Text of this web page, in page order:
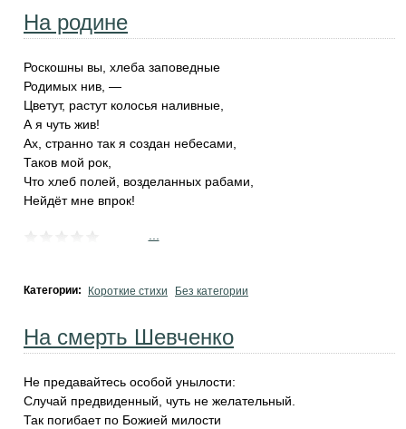
На родине
Роскошны вы, хлеба заповедные
Родимых нив, —
Цветут, растут колосья наливные,
А я чуть жив!
Ах, странно так я создан небесами,
Таков мой рок,
Что хлеб полей, возделанных рабами,
Нейдёт мне впрок!
Категории: Короткие стихи Без категории
На смерть Шевченко
Не предавайтесь особой унылости:
Случай предвиденный, чуть не желательный.
Так погибает по Божией милости